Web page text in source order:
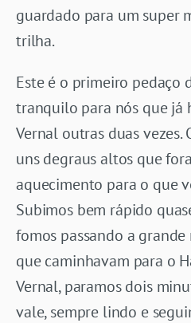
guardado para um super
trilha.
Este é o primeiro pedaço
tranquilo para nós que já
Vernal outras duas
uns degraus altos que
aquecimento para o que
Subimos bem rápido
fomos passando a
que caminhavam para o
Vernal, paramos dois
vale, sempre lindo e